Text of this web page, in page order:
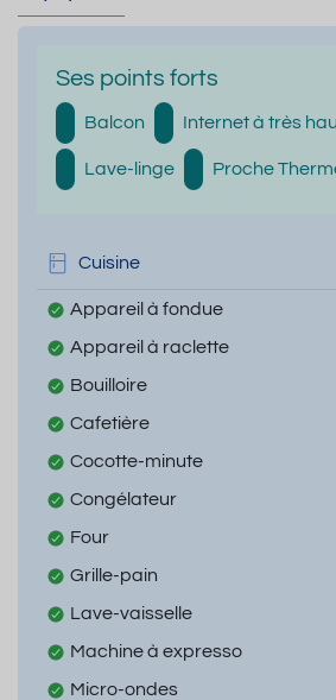
Ses points forts
Balcon Internet à très
Lave-linge Proche
Cuisine
Appareil à fondue
Appareil à raclette
Bouilloire
Cafetière
Cocotte-minute
Congélateur
Four
Grille-pain
Lave-vaisselle
Machine à expresso
Micro-ondes